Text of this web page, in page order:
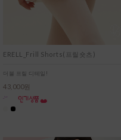
ERELL_Frill Shorts(프릴숏츠)
더블 프릴 디테일!
43,000원